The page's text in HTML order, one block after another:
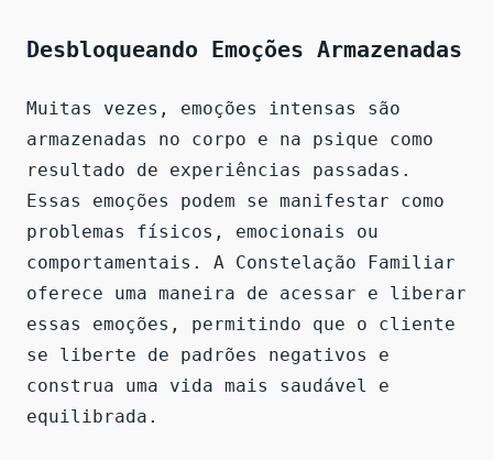
Desbloqueando Emoções Armazenadas
Muitas vezes, emoções intensas são
armazenadas no corpo e na psique como
resultado de experiências passadas.
Essas emoções podem se manifestar como
problemas físicos, emocionais ou
comportamentais. A Constelação Familiar
oferece uma maneira de acessar e liberar
essas emoções, permitindo que o cliente
se liberte de padrões negativos e
construa uma vida mais saudável e
equilibrada.